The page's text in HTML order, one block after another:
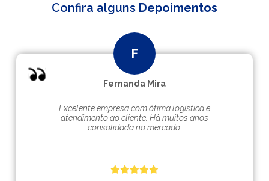
Confira alguns Depoimentos
Fernanda Mira
Excelente empresa com ótima logística e
atendimento ao cliente. Hà muitos anos
consolidada no mercado.